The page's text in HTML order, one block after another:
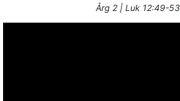
Årg 2 | Luk 12:49-53